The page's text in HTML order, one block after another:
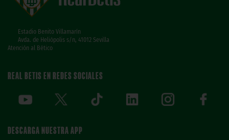
Estadio Benito Villamarín
Avda. de Heliópolis s/n, 41012 Sevilla
Atención al Bético
REAL BETIS EN REDES SOCIALES
DESCARGA NUESTRA APP